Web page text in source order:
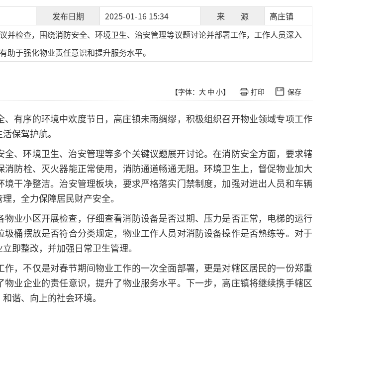
发布日期 2025-01-16 15:34 来 源 高庄镇
并检查，围绕消防安全、环境卫生、治安管理等议题讨论并部署工作，工作人员深入
于强化物业责任意识和提升服务水平。
【字体： 大 中 小】 打印 保存
有序的环境中欢度节日，高庄镇未雨绸缪，积极组织召开物业领域专项工作
保驾护航。
全、环境卫生、治安管理等多个关键议题展开讨论。在消防安全方面，要求辖
防栓、灭火器能正常使用，消防通道畅通无阻。环境卫生上，督促物业加大
干净整洁。治安管理板块，要求严格落实门禁制度，加强对进出人员和车辆
，全力保障居民财产安全。
物业小区开展检查，仔细查看消防设备是否过期、压力是否正常，电梯的运行
桶摆放是否符合分类规定，物业工作人员对消防设备操作是否熟练等。对于
即整改，并加强日常卫生管理。
，不仅是对春节期间物业工作的一次全面部署，更是对辖区居民的一份郑重
业企业的责任意识，提升了物业服务水平。下一步，高庄镇将继续携手辖区
谐、向上的社会环境。